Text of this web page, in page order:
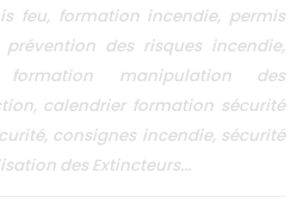
feu, formation incendie, permis
des risques incendie,
formation manipulation des
calendrier formation sécurité
consignes incendie, sécurité
des Extincteurs...